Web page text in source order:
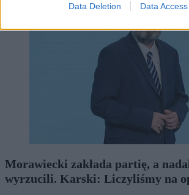
Data Deletion Data Access
Morawiecki zakłada partię, a
wyrzucili. Karski: Liczyliśmy na